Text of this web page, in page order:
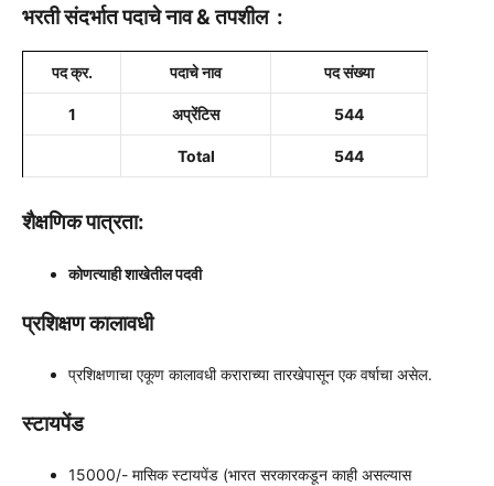
भरती संदर्भात पदाचे नाव & तपशील :
पद क्र. पदाचे नाव पद संख्या
1 अप्रेंटिस 544
Total 544
शैक्षणिक पात्रता:
कोणत्याही शाखेतील पदवी
प्रशिक्षण कालावधी
प्रशिक्षणाचा एकूण कालावधी कराराच्या तारखेपासून एक वर्षाचा असेल.
स्टायपेंड
15000/- मासिक स्टायपेंड (भारत सरकारकडून काही असल्यास